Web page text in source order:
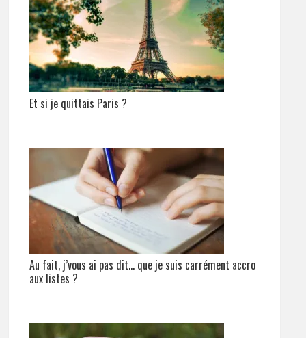
Et si je quittais Paris ?
Au fait, j’vous ai pas dit… que je suis carrément accro
aux listes ?